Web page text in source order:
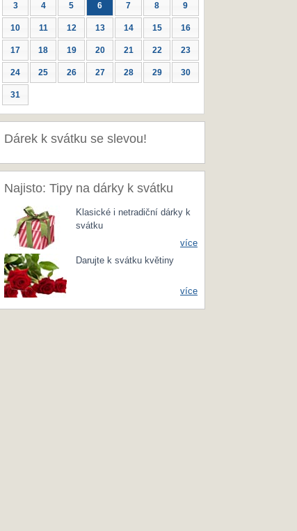
3 4 5 6 7 8 9
10 11 12 13 14 15 16
17 18 19 20 21 22 23
24 25 26 27 28 29 30
31
Dárek k svátku se slevou!
Najisto: Tipy na dárky k svátku
Klasické i netradiční dárky k
svátku
více
Darujte k svátku květiny
více